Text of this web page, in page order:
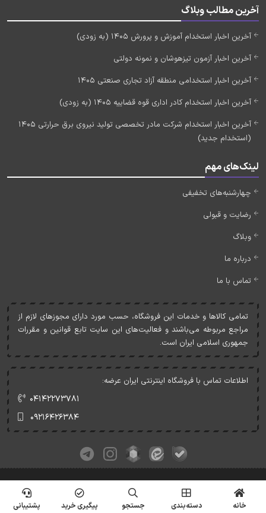
آخرین مطالب وبلاگ
آخرین اخبار استخدام آموزش و پرورش 1405 (به زودی)
آخرین اخبار آزمون تیزهوشان و نمونه دولتی
آخرین اخبار استخدامی منطقه آزاد تجاری صنعتی 1405
آخرین اخبار استخدام کادر اداری قوه قضاییه 1405 (به زودی)
آخرین اخبار استخدام شرکت مادر تخصصی تولید نیروی برق حرارتی 1405
(استخدام جدید)
لینک‌های مهم
چهارشنبه‌های تخفیفی
رضایت و قبولی
وبلاگ
درباره ما
تماس با ما
تمامی کالاها و خدمات اين فروشگاه، حسب مورد دارای مجوزهای لازم از
مراجع مربوطه می‌باشند و فعاليت‌های اين سايت تابع قوانين و مقررات
جمهوری اسلامی ايران است.
اطلاعات تماس با فروشگاه اینترنتی ایران عرضه:
۰۴۱۴۲۲۷۳۷۸۱
۰۹۲۱۶۴۲۶۳۸۴
کلیه حقوق این وبسایت متعلق به ایران عرضه می‌باشد.
© Copyrights - IranArze.ir - 1405
خانه دسته‌بندی جستجو پیگیری خرید پشتیبانی